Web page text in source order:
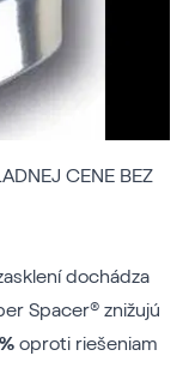
CENE BEZ
dochádza
Spacer® znižujú
oproti riešeniam